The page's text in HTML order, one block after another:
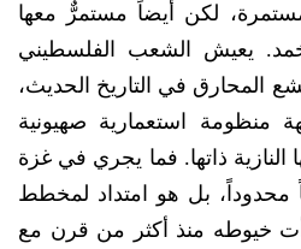
لكن أيضاً مستمرٌّ معها
يعيش الشعب الفلسطيني
المحارق في التاريخ الحديث،
منظومة استعمارية صهيونية
ذاتها. فما يجري في غزة
محدوداً، بل هو امتداد لمخطط
خيوطه منذ أكثر من قرن مع